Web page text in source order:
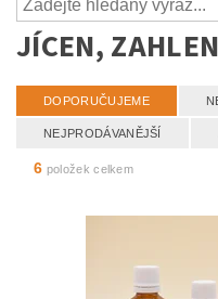
JÍCEN,
DOPORUČUJEME
NEJPRODÁVANĚJŠÍ
6 položek celkem